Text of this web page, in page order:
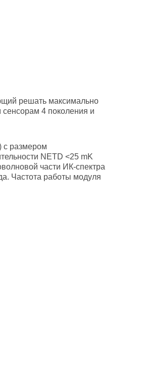
решать максимально
4 поколения и
с размером
NETD <25 mK
части ИК-спектра
Частота работы модуля